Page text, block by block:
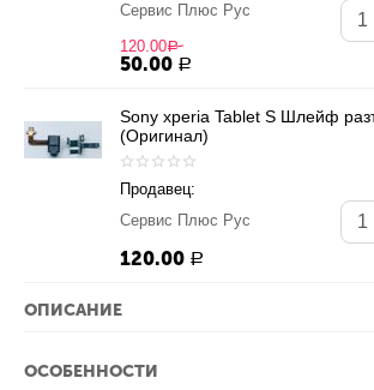
Сервис Плюс Рус
120.00Р
50.00 Р
Sony xperia Tablet S Шлейф
(Оригинал)
Продавец:
Сервис Плюс Рус
120.00 Р
ОПИСАНИЕ
ОСОБЕННОСТИ